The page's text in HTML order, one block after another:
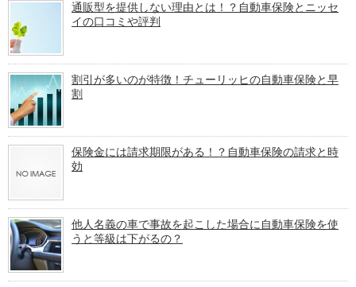
通販型を提供しない理由とは！？自動車保険とニッセ
イの口コミや評判
割引が多いのが特徴！チューリッヒの自動車保険と早
割
保険金には請求期限がある！？自動車保険の請求と時
効
他人名義の車で事故を起こした場合に自動車保険を使
うと等級は下がるの？